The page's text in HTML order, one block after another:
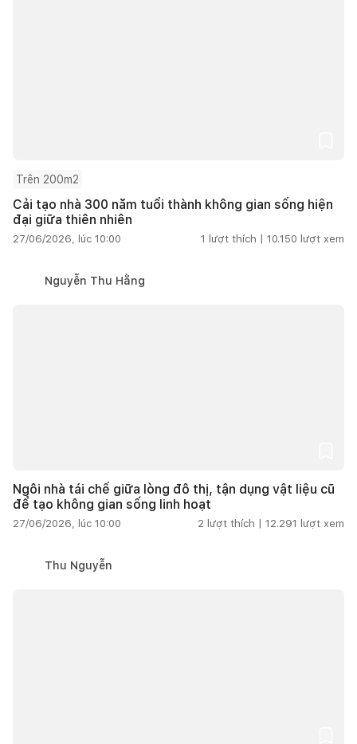
Trên 200m2
Cải tạo nhà 300 năm tuổi thành không gian sống hiện
đại giữa thiên nhiên
27/06/2026, lúc 10:00 1 lượt thích | 10.150 lượt xem
Nguyễn Thu Hằng
Ngôi nhà tái chế giữa lòng đô thị, tận dụng vật liệu cũ
để tạo không gian sống linh hoạt
27/06/2026, lúc 10:00 2 lượt thích | 12.291 lượt xem
Thu Nguyễn